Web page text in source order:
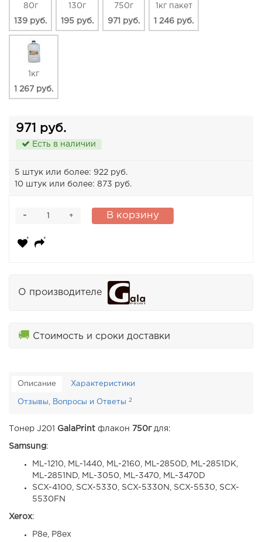
80г
139 руб.
130г
195 руб.
750г
971 руб.
1кг пакет
1 246 руб.
1кг
1 267 руб.
971 руб.
Есть в наличии
5 штук или более: 922 руб.
10 штук или более: 873 руб.
+
- В корзину
О производителе
🚚 Стоимость и сроки доставки
Описание Характеристики
Отзывы, Вопросы и Ответы 2
Тонер J201 GalaPrint флакон 750гдля:
Samsung :
ML-1210, ML-1440, ML-2160, ML-2850D, ML-2851DK,
ML-2851ND, ML-3050, ML-3470, ML-3470D
SCX-4100, SCX-5330, SCX-5330N, SCX-5530, SCX-
5530FN
Xerox:
P8e, P8ex